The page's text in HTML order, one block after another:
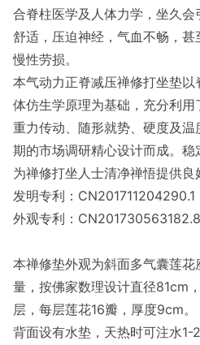
合脊柱医学及人体力学，坐久
舒适，压迫神经，气血不畅，
慢性劳损。
本气动力正脊减压禅修打坐垫以
体仿生学原理为基础，充分利用
重力传动、随形就势、硬度及
期的市场调研精心设计而成。
为禅修打坐人士清净禅悟提供良
发明专利：CN201711204290.1
外观专利：CN201730563182.8
本禅修垫外观为斜面多气囊莲
量，按佛家数理设计直径81cm
层，每层莲花16瓣，厚度9cm。
背面设有水垫，天热时可注水1-